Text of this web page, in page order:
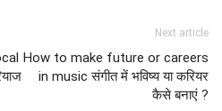
Next article
How to make future or careers
in music संगीत में भविष्य या करियर
कैसे बनाएं ?